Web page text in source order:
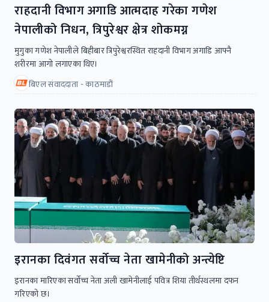
राहदानी विभाग अगाडि आत्मदाह गरेका गणेश
नेपालीको निधन, त्रिपुरेश्वर क्षेत्र शोकमग्न
मुगुका गणेश नेपालीले बिहीबार त्रिपुरेश्वरस्थित राहदानी विभाग अगाडि आफ्नै
शरीरमा आगो लगाएका थिए।
बिएल संवाददाता - काठमाडाैं
इरानका दिवंगत सर्वोच्च नेता खामेनीको अन्त्येष्टि
इरानका मारिएका सर्वोच्च नेता अली खामेनीलाई पवित्र शिया तीर्थस्थलमा दफन
गरिएको छ।